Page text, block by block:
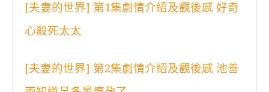
[夫妻的世界] 第1集劇情介紹及觀後感 好奇
心殺死太太
[夫妻的世界] 第2集劇情介紹及觀後感 池善